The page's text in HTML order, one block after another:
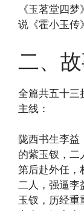
《玉茗堂四
说《霍小玉传
二、
全篇共五十三
主线：
陇西书生李益
的紫玉钗，二
第后赴外任，
二人，强逼李
玉钗，历经重